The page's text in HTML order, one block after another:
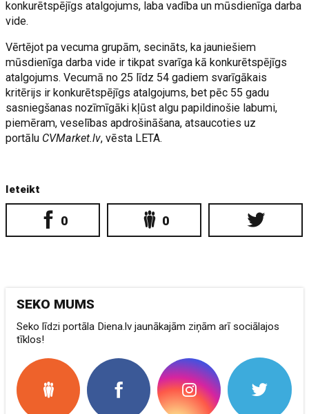
konkurētspējīgs atalgojums, laba vadība un mūsdienīga darba
vide.
Vērtējot pa vecuma grupām, secināts, ka jauniešiem
mūsdienīga darba vide ir tikpat svarīga kā konkurētspējīgs
atalgojums. Vecumā no 25 līdz 54 gadiem svarīgākais
kritērijs ir konkurētspējīgs atalgojums, bet pēc 55 gadu
sasniegšanas nozīmīgāki kļūst algu papildinošie labumi,
piemēram, veselības apdrošināšana, atsaucoties uz
portālu CVMarket.lv, vēsta LETA.
Ieteikt
0 0
SEKO MUMS
Seko līdzi portāla Diena.lv jaunākajām ziņām arī sociālajos
tīklos!